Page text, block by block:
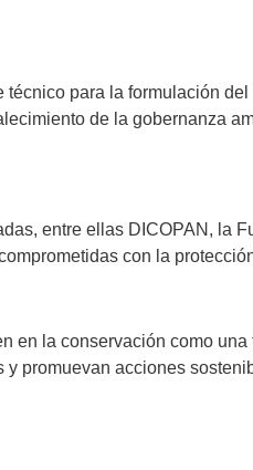
para la formulación
de la gobernanza
entre ellas DICOPAN, la
con la
en la conservación como una
promuevan acciones